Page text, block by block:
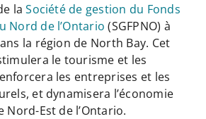
laSociété de gestion du Fonds
Nord de l’Ontario (SGFPNO) à
la région de North Bay. Cet
le tourisme et les
les entreprises et les
et dynamisera l’économie
Nord-Est de l’Ontario.